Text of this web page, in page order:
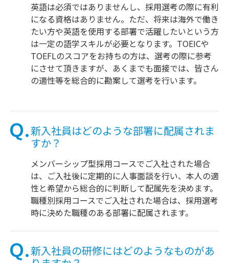
英語は必須ではありませんし、採用選考の際に有利
になる資格はありません。ただ、将来は海外で働き
たい方や英語を使用する部署で活躍したいという方
は一定の語学スキルが必要となります。TOEICや
TOEFLのスコアをお持ちの方は、選考の際に参考
にさせて頂きますが、あくまでも面接では、皆さん
の適性等を総合的に勘案して選考を行います。
新入社員はどのような部署に配属されま
すか？
メンバーシップ型採用コースでご入社された場合
は、ご入社後に定期的に人事面談を行い、本人の適
性と希望から総合的に判断して配属先を決めます。
職種別採用コースでご入社された場合は、採用選考
時に決めた職種のある部署に配属されます。
新入社員の研修にはどのようなものがあ